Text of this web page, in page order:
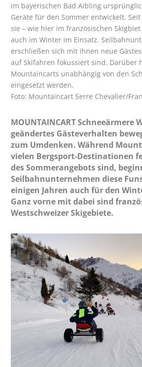
im bayerischen Bad Aibling
Geräte für den Sommer entwickelt.
sie – wie hier im französischen
auch im Winter im Einsatz.
erschließen sich mit ihnen neue
auf Skifahren fokussiert sind. Darüber
Mountaincarts unabhängig von den
eingesetzt werden.
Foto: Mountaincart Serre Chevalier/
MOUNTAINCART Schneeärmere
geändertes Gästeverhalten
zum Umdenken. Während
vielen Bergsport-Destinationen
des Sommerangebots sind,
Seilbahnunternehmen diese
einigen Jahren auch für den
Ganz vorne mit dabei sind
Westschweizer Skigebiete.